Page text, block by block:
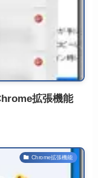
拡張機能
Chrome拡張機能